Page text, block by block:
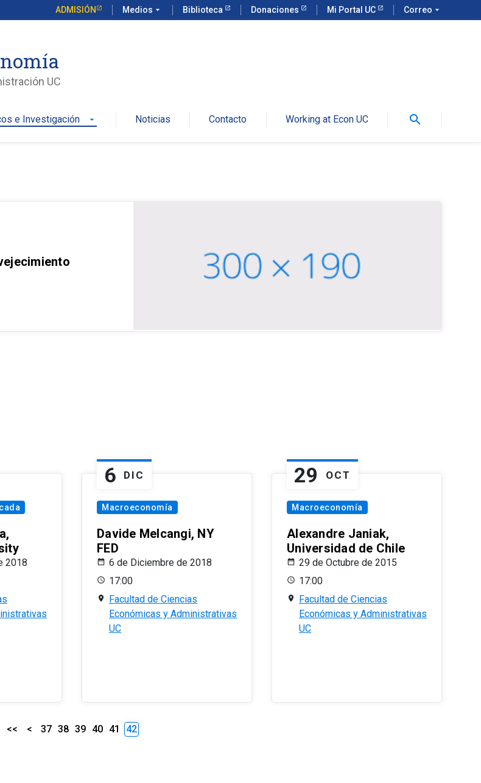
ADMISIÓN Medios arrow_drop_down Biblioteca Donaciones Mi Portal UC Correo arrow_drop_down
UC
e Investigación arrow_drop_down Noticias Contacto Working at Econ UC search
2018
6 DIC
Macroeconomía
Davide Melcangi, NY
FED
6 de Diciembre de 2018
17:00
Facultad de Ciencias
Económicas y Administrativas
UC
29 OCT
Macroeconomía
Alexandre Janiak,
Universidad de Chile
29 de Octubre de 2015
17:00
Facultad de Ciencias
Económicas y Administrativas
UC
<< < 37 38 39 40 41 42